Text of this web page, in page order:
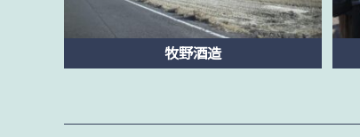
牧野酒造